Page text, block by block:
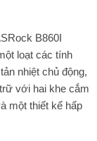
B860I
loạt các tính
nhiệt chủ động,
với hai khe cắm
một thiết kế hấp